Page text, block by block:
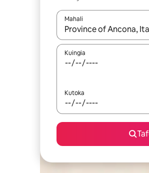
Mahali
Wakati matokeo
Kuingia
Kutoka